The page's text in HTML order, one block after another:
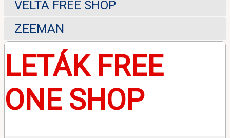
VELTA FREE SHOP
ZEEMAN
LETÁK FREE
ONE SHOP